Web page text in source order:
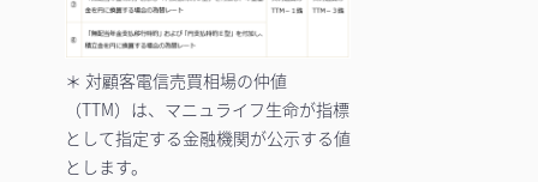
＊ 対顧客電信売買相場の仲値
（TTM）は、マニュライフ生命が指標
として指定する金融機関が公示する値
とします。